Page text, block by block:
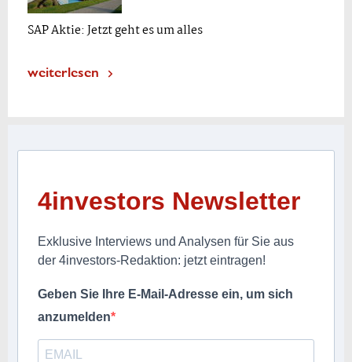
SAP Aktie: Jetzt geht es um alles
weiterlesen
4investors Newsletter
Exklusive Interviews und Analysen für Sie aus
der 4investors-Redaktion: jetzt eintragen!
Geben Sie Ihre E-Mail-Adresse ein, um sich
anzumelden